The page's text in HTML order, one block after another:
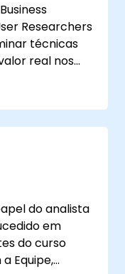
numa
as soluções
e
da
Researchers
técnicas
real nos
e
OKRs.
resultados
do analista
em
do curso
Equipe,